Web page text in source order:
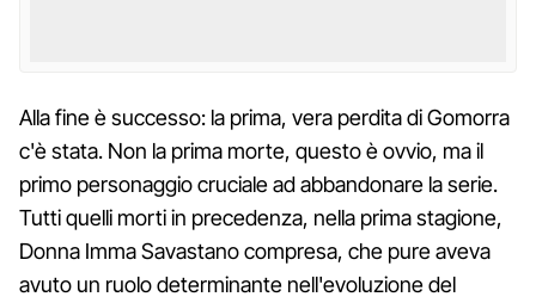
Alla fine è successo: la prima, vera perdita di Gomorra
c'è stata. Non la prima morte, questo è ovvio, ma il
primo personaggio cruciale ad abbandonare la serie.
Tutti quelli morti in precedenza, nella prima stagione,
Donna Imma Savastano compresa, che pure aveva
avuto un ruolo determinante nell'evoluzione del